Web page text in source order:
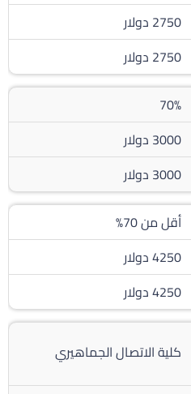
2750 دولار
2750 دولار
70%
3000 دولار
3000 دولار
أقل من 70%
4250 دولار
4250 دولار
كلية الاتصال الجماهيري